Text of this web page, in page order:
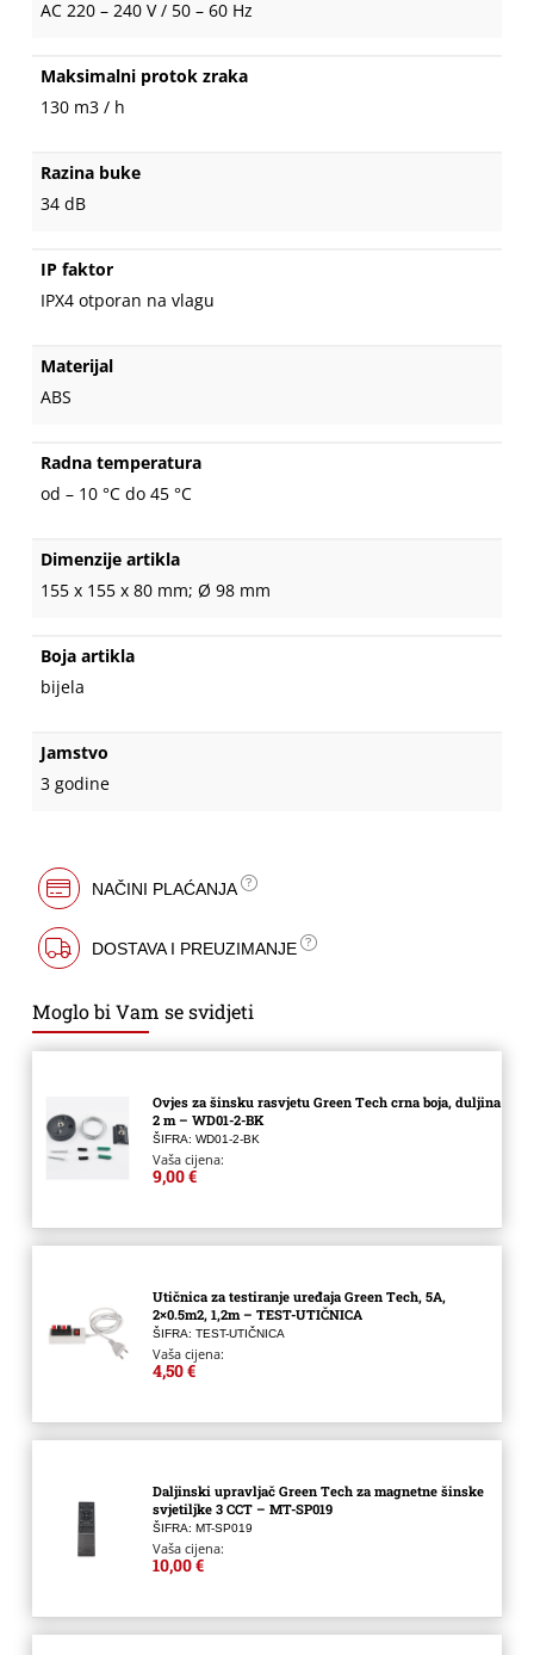
AC 220 – 240 V / 50 – 60 Hz
Maksimalni protok zraka
130 m3 / h
Razina buke
34 dB
IP faktor
IPX4 otporan na vlagu
Materijal
ABS
Radna temperatura
od – 10 °C do 45 °C
Dimenzije artikla
155 x 155 x 80 mm; Ø 98 mm
Boja artikla
bijela
Jamstvo
3 godine
NAČINI PLAĆANJA
DOSTAVA I PREUZIMANJE
Moglo bi Vam se svidjeti
Ovjes za šinsku rasvjetu Green Tech crna boja, duljina
2 m – WD01-2-BK
ŠIFRA: WD01-2-BK
Vaša cijena:
9,00 €
Utičnica za testiranje uređaja Green Tech, 5A,
2×0.5m2, 1,2m – TEST-UTIČNICA
ŠIFRA: TEST-UTIČNICA
Vaša cijena:
4,50 €
Daljinski upravljač Green Tech za magnetne šinske
svjetiljke 3 CCT – MT-SP019
ŠIFRA: MT-SP019
Vaša cijena:
10,00 €